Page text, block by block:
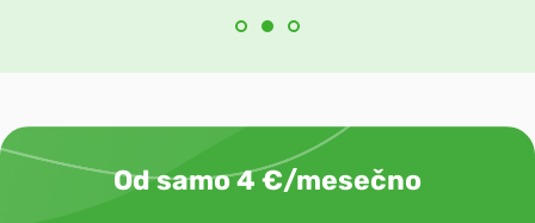
Od samo 4 €/mesečno